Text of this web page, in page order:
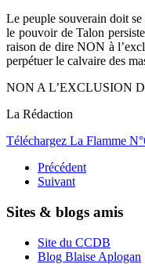
Le peuple souverain doit
le pouvoir de Talon
raison de dire NON à
perpétuer le calvaire des
NON A L’EXCLUSION
La Rédaction
Téléchargez La Flamme
Précédent
Suivant
Sites & blogs amis
Site du CCDB
Blog Blaise Aplogan